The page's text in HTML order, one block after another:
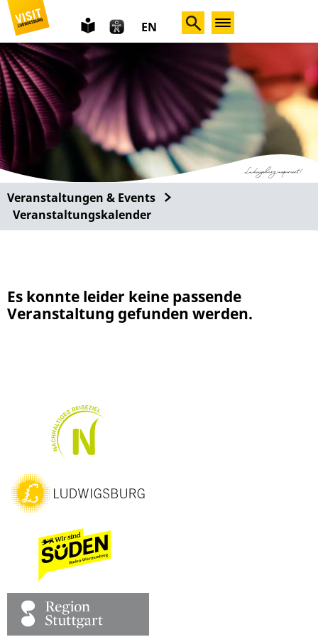
leichte
Sprache
EN
Veranstaltungen & Events
Veranstaltungskalender
Es konnte leider keine passende
Veranstaltung gefunden werden.